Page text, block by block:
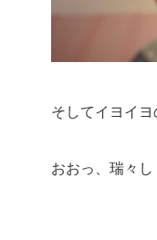
そしてイヨイヨ
おおっ、瑞々し